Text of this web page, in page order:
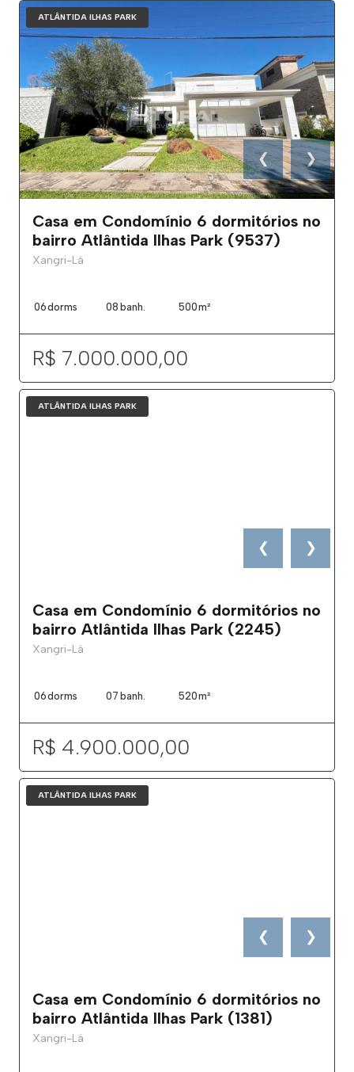
❮ ❯
ATLÂNTIDA ILHAS PARK
Casa em Condomínio 6 dormitórios no
bairro Atlântida Ilhas Park (9537)
Xangri-Lá
06dorms 08 banh. 500m²
R$ 7.000.000,00
❮ ❯
ATLÂNTIDA ILHAS PARK
Casa em Condomínio 6 dormitórios no
bairro Atlântida Ilhas Park (2245)
Xangri-Lá
06dorms 07 banh. 520m²
R$ 4.900.000,00
❮ ❯
ATLÂNTIDA ILHAS PARK
Casa em Condomínio 6 dormitórios no
bairro Atlântida Ilhas Park (1381)
Xangri-Lá